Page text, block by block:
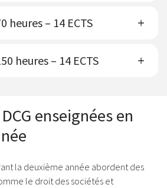
heures – 14 ECTS
heures – 14 ECTS
enseignées en
la deuxième année abordent des
le droit des sociétés et